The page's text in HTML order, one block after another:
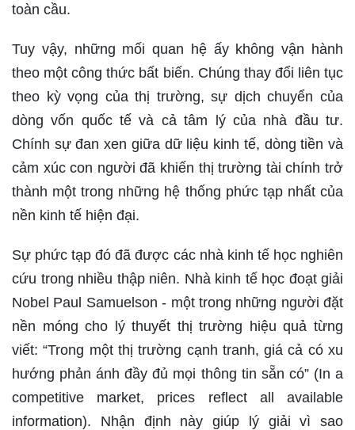
toàn cầu.
Tuy vậy, những mối quan hệ ấy không vận hành
theo một công thức bất biến. Chúng thay đổi liên tục
theo kỳ vọng của thị trường, sự dịch chuyển của
dòng vốn quốc tế và cả tâm lý của nhà đầu tư.
Chính sự đan xen giữa dữ liệu kinh tế, dòng tiền và
cảm xúc con người đã khiến thị trường tài chính trở
thành một trong những hệ thống phức tạp nhất của
nền kinh tế hiện đại.
Sự phức tạp đó đã được các nhà kinh tế học nghiên
cứu trong nhiều thập niên. Nhà kinh tế học đoạt giải
Nobel Paul Samuelson - một trong những người đặt
nền móng cho lý thuyết thị trường hiệu quả từng
viết: “Trong một thị trường cạnh tranh, giá cả có xu
hướng phản ánh đầy đủ mọi thông tin sẵn có” (In a
competitive market, prices reflect all available
information). Nhận định này giúp lý giải vì sao